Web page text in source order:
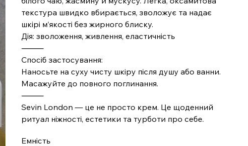
текстура швидко вбирається, зволожує та надає
шкірі м’якості без жирного блиску.
Дія: зволоження, живлення, еластичність
⸻
Спосіб застосування:
Наносьте на суху чисту шкіру після душу або ванни.
Масажуйте до повного поглинання.
⸻
Sevin London — це не просто крем. Це щоденний
ритуал ніжності, естетики та турботи про себе.
Емність